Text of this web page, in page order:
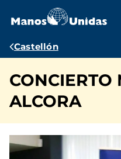
contenido
Ruta
navegación
Castellón
CONCIERTO
ALCORA